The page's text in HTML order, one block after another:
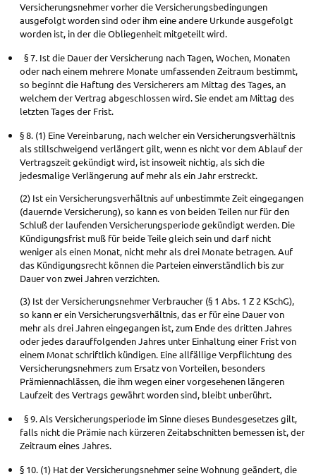
Versicherungsnehmer vorher die Versicherungsbedingungen
ausgefolgt worden sind oder ihm eine andere Urkunde ausgefolgt
worden ist, in der die Obliegenheit mitgeteilt wird.
§ 7. Ist die Dauer der Versicherung nach Tagen, Wochen, Monaten
oder nach einem mehrere Monate umfassenden Zeitraum bestimmt,
so beginnt die Haftung des Versicherers am Mittag des Tages, an
welchem der Vertrag abgeschlossen wird. Sie endet am Mittag des
letzten Tages der Frist.
§ 8. (1) Eine Vereinbarung, nach welcher ein Versicherungsverhältnis
als stillschweigend verlängert gilt, wenn es nicht vor dem Ablauf der
Vertragszeit gekündigt wird, ist insoweit nichtig, als sich die
jedesmalige Verlängerung auf mehr als ein Jahr erstreckt.
(2) Ist ein Versicherungsverhältnis auf unbestimmte Zeit eingegangen
(dauernde Versicherung), so kann es von beiden Teilen nur für den
Schluß der laufenden Versicherungsperiode gekündigt werden. Die
Kündigungsfrist muß für beide Teile gleich sein und darf nicht
weniger als einen Monat, nicht mehr als drei Monate betragen. Auf
das Kündigungsrecht können die Parteien einverständlich bis zur
Dauer von zwei Jahren verzichten.
(3) Ist der Versicherungsnehmer Verbraucher (§ 1 Abs. 1 Z 2 KSchG),
so kann er ein Versicherungsverhältnis, das er für eine Dauer von
mehr als drei Jahren eingegangen ist, zum Ende des dritten Jahres
oder jedes darauffolgenden Jahres unter Einhaltung einer Frist von
einem Monat schriftlich kündigen. Eine allfällige Verpflichtung des
Versicherungsnehmers zum Ersatz von Vorteilen, besonders
Prämiennachlässen, die ihm wegen einer vorgesehenen längeren
Laufzeit des Vertrags gewährt worden sind, bleibt unberührt.
§ 9. Als Versicherungsperiode im Sinne dieses Bundesgesetzes gilt,
falls nicht die Prämie nach kürzeren Zeitabschnitten bemessen ist, der
Zeitraum eines Jahres.
§ 10. (1) Hat der Versicherungsnehmer seine Wohnung geändert, die